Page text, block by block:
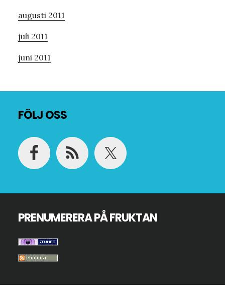
augusti 2011
juli 2011
juni 2011
FÖLJ OSS
PRENUMERERA PÅ FRUKTAN